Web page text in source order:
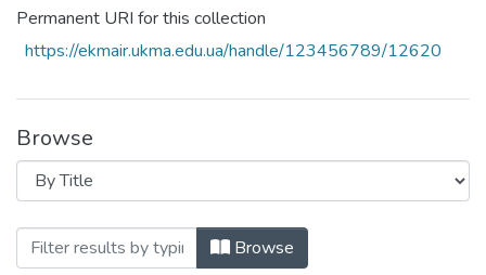
Permanent URI for this collection
https://ekmair.ukma.edu.ua/handle/123456789/12620
Browse
Browsing Випуск 3 by Title
Browse